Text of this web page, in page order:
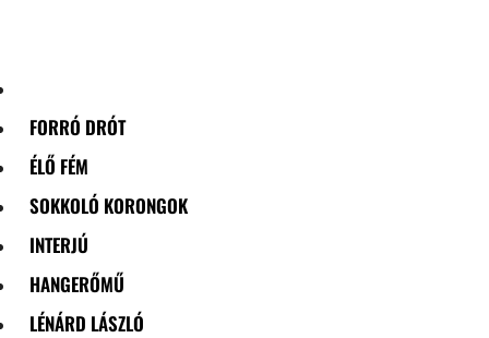
FORRÓ DRÓT
ÉLŐ FÉM
SOKKOLÓ KORONGOK
INTERJÚ
HANGERŐMŰ
LÉNÁRD LÁSZLÓ